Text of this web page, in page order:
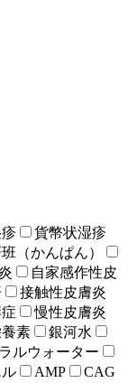
貨幣状湿疹
（かんぱん）
自家感作性皮
接触性皮膚炎
慢性皮膚炎
素
銀河水
ルウォーター
AMP
CAG